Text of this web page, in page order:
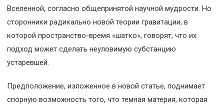
Вселенной, согласно общепринятой научной мудрости. Но
сторонники радикально новой теории гравитации, в
которой пространство-время «шатко», говорят, что их
подход может сделать неуловимую субстанцию
устаревшей.
Предположение, изложенное в новой статье, поднимает
спорную возможность того, что темная материя, которая